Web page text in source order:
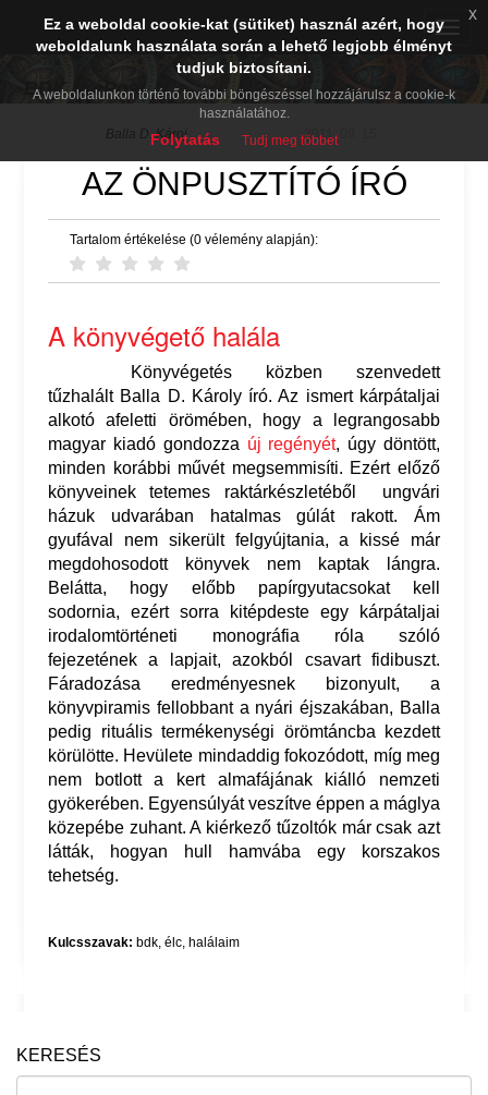
Toggle
BDK PréPost
Balla D. Károj 2011. 09. 15.
AZ ÖNPUSZTÍTÓ ÍRÓ
Tartalom értékelése (0 vélemény alapján):
A könyvégető halála
Könyvégetés közben szenvedett
tűzhalált Balla D. Károly író. Az ismert kárpátaljai
alkotó afeletti örömében, hogy a legrangosabb
magyar kiadó gondozza új regényét, úgy döntött,
minden korábbi művét megsemmisíti. Ezért előző
könyveinek tetemes raktárkészletéből ungvári
házuk udvarában hatalmas gúlát rakott. Ám
gyufával nem sikerült felgyújtania, a kissé már
megdohosodott könyvek nem kaptak lángra.
Belátta, hogy előbb papírgyutacsokat kell
sodornia, ezért sorra kitépdeste egy kárpátaljai
irodalomtörténeti monográfia róla szóló
fejezetének a lapjait, azokból csavart fidibuszt.
Fáradozása eredményesnek bizonyult, a
könyvpiramis fellobbant a nyári éjszakában, Balla
pedig rituális termékenységi örömtáncba kezdett
körülötte. Hevülete mindaddig fokozódott, míg meg
nem botlott a kert almafájának kiálló nemzeti
gyökerében. Egyensúlyát veszítve éppen a máglya
közepébe zuhant. A kiérkező tűzoltók már csak azt
látták, hogyan hull hamvába egy korszakos
tehetség.
Kulcsszavak: bdk élc halálaim
KERESÉS
Ez a weboldal cookie-kat (sütiket) használ azért, hogy
weboldalunk használata során a lehető legjobb élményt
tudjuk biztosítani.
A weboldalunkon történő további böngészéssel hozzájárulsz a cookie-k
használatához.
Folytatás Tudj meg többet
x